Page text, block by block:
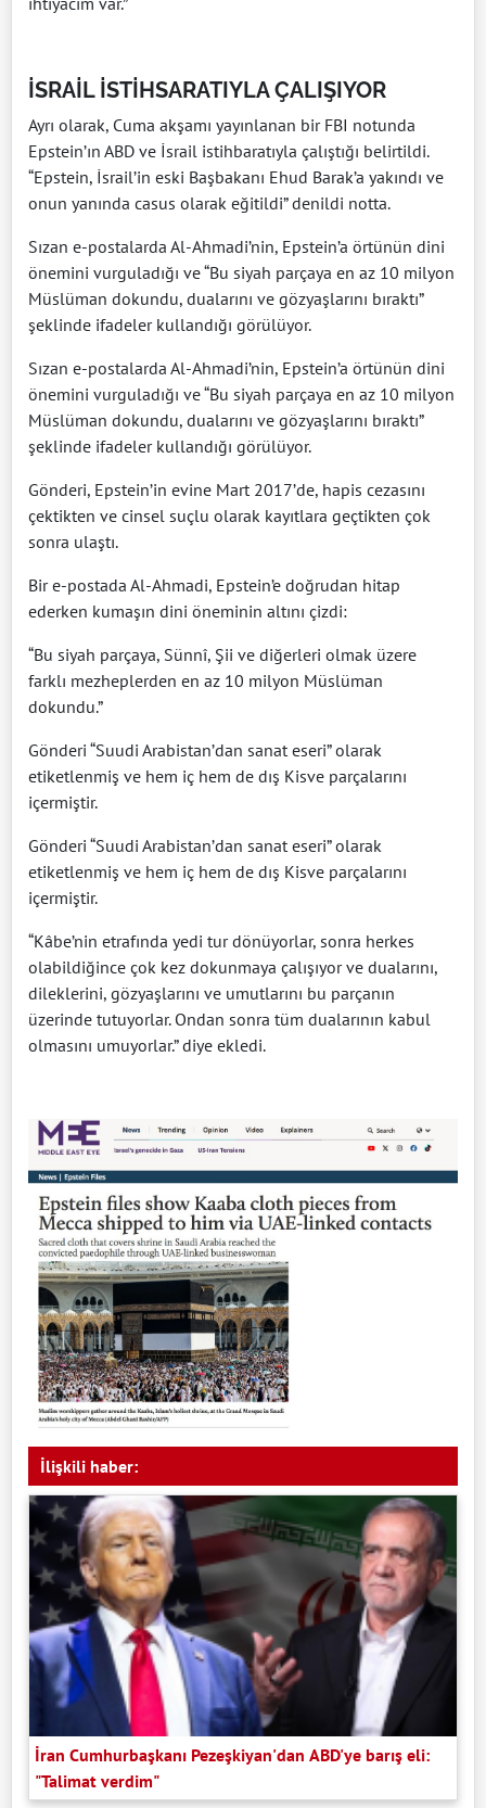
İSRAİL İSTİHSARATIYLA ÇALIŞIYOR
Ayrı olarak, Cuma akşamı yayınlanan bir FBI notunda
Epstein’ın ABD ve İsrail istihbaratıyla çalıştığı belirtildi.
“Epstein, İsrail’in eski Başbakanı Ehud Barak’a yakındı ve
onun yanında casus olarak eğitildi” denildi notta.
Sızan e-postalarda Al-Ahmadi’nin, Epstein’a örtünün dini
önemini vurguladığı ve “Bu siyah parçaya en az 10 milyon
Müslüman dokundu, dualarını ve gözyaşlarını bıraktı”
şeklinde ifadeler kullandığı görülüyor.
Sızan e-postalarda Al-Ahmadi’nin, Epstein’a örtünün dini
önemini vurguladığı ve “Bu siyah parçaya en az 10 milyon
Müslüman dokundu, dualarını ve gözyaşlarını bıraktı”
şeklinde ifadeler kullandığı görülüyor.
Gönderi, Epstein’in evine Mart 2017’de, hapis cezasını
çektikten ve cinsel suçlu olarak kayıtlara geçtikten çok
sonra ulaştı.
Bir e-postada Al-Ahmadi, Epstein’e doğrudan hitap
ederken kumaşın dini öneminin altını çizdi:
“Bu siyah parçaya, Sünnî, Şii ve diğerleri olmak üzere
farklı mezheplerden en az 10 milyon Müslüman
dokundu.”
Gönderi “Suudi Arabistan’dan sanat eseri” olarak
etiketlenmiş ve hem iç hem de dış Kisve parçalarını
içermiştir.
Gönderi “Suudi Arabistan’dan sanat eseri” olarak
etiketlenmiş ve hem iç hem de dış Kisve parçalarını
içermiştir.
“Kâbe’nin etrafında yedi tur dönüyorlar, sonra herkes
olabildiğince çok kez dokunmaya çalışıyor ve dualarını,
dileklerini, gözyaşlarını ve umutlarını bu parçanın
üzerinde tutuyorlar. Ondan sonra tüm dualarının kabul
olmasını umuyorlar.” diye ekledi.
İlişkili haber:
İran Cumhurbaşkanı Pezeşkiyan'dan ABD'ye barış eli:
"Talimat verdim"